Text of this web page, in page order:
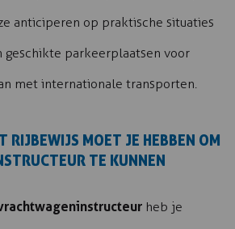
anticiperen op praktische situaties
geschikte parkeerplaatsen voor
met internationale transporten.
RIJBEWIJS MOET JE HEBBEN OM
TE KUNNEN
heb je